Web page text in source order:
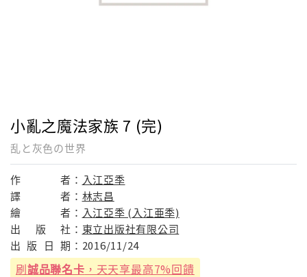
小亂之魔法家族 7 (完)
乱と灰色の世界
作 者： 入江亞季
譯
者： 林志昌
繪
者： 入江亞季 (入江亜季)
出
版 社： 東立出版社有限公司
出 版 日 期： 2016/11/24
刷誠品聯名卡 ，天天享最高7%回饋